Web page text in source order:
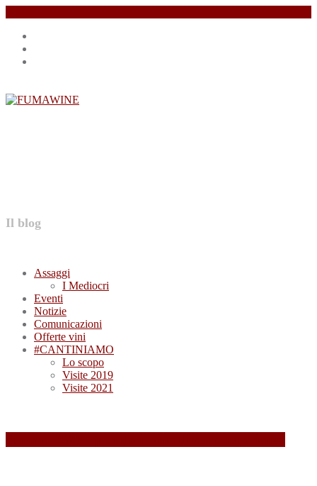
Salta
contenuto
Il blog
Assaggi
I Mediocri
Eventi
Notizie
Comunicazioni
Offerte vini
#CANTINIAMO
Lo scopo
Visite 2019
Visite 2021